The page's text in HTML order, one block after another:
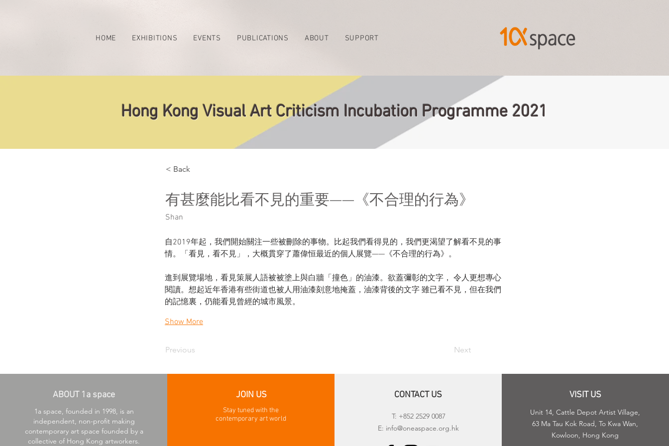
HOME EXHIBITIONS EVENTS PUBLICATIONS ABOUT SUPPORT
Hong Kong Visual Art Criticism Incubation Programme 2021
< Back
有甚麼能比看不見的重要——《不合理的行為》
Shan
自2019年起，我們開始關注一些被刪除的事物。比起我們看得見的，我們更渴望了解看不見的事
情。「看見，看不見」，大概貫穿了蕭偉恒最近的個人展覽——《不合理的行為》。
進到展覽場地，看見策展人語被被塗上與白牆「撞色」的油漆。欲蓋彌彰的文字， 令人更想專心
閱讀。想起近年香港有些街道也被人用油漆刻意地掩蓋，油漆背後的文字 雖已看不見，但在我們
的記憶裏，仍能看見曾經的城市風景。
Show More
Previous Next
ABOUT 1a space
1a space, founded in 1998, is an
independent, non-profit making
contemporary art space founded by a
collective of Hong Kong artworkers.
JOIN US
Stay tuned with the
contemporary art world
CONTACT US
T: +852 2529 0087
E: info@oneaspace.org.hk
VISIT US
Unit 14, Cattle Depot Artist Village,
63 Ma Tau Kok Road, To Kwa Wan,
Kowloon, Hong Kong